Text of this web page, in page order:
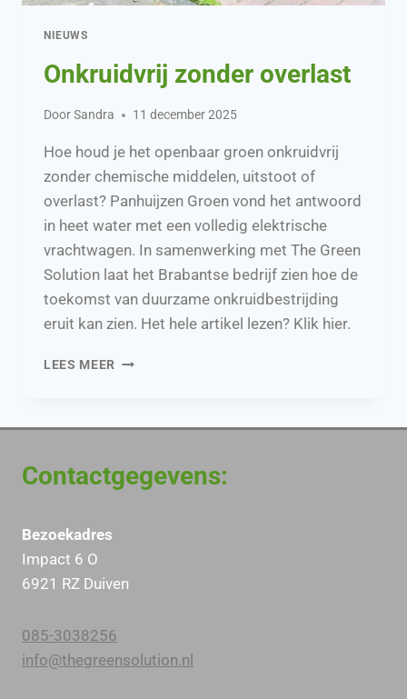
NIEUWS
Onkruidvrij zonder overlast
DoorSandra 11 december 2025
Hoe houd je het openbaar groen onkruidvrij
zonder chemische middelen, uitstoot of
overlast? Panhuijzen Groen vond het antwoord
in heet water met een volledig elektrische
vrachtwagen. In samenwerking met The Green
Solution laat het Brabantse bedrijf zien hoe de
toekomst van duurzame onkruidbestrijding
eruit kan zien. Het hele artikel lezen? Klik hier.
LEES MEER ONKRUIDVRIJ
Contactgegevens:
Bezoekadres
Impact 6 O
6921 RZ Duiven
085-3038256
info@thegreensolution.nl